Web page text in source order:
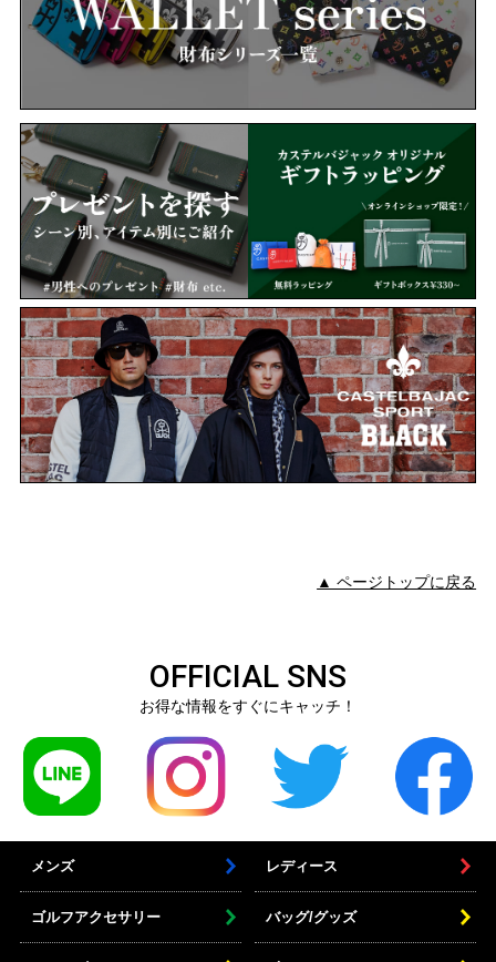
▲ ページトップに戻る
OFFICIAL SNS
お得な情報をすぐにキャッチ！
メンズ レディース
ゴルフアクセサリー バッグ/グッズ